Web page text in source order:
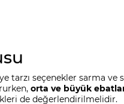
tarzı seçenekler sarma
orta ve büyük
de değerlendirilmelidir.